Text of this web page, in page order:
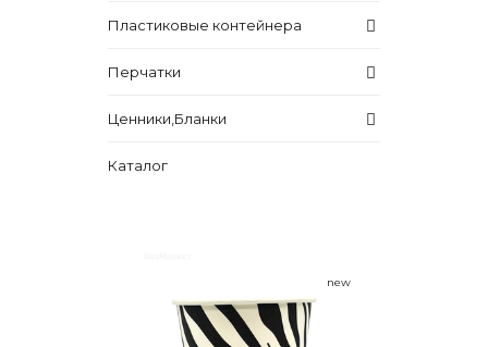
Пластиковые контейнера
Перчатки
Ценники,Бланки
Каталог
new